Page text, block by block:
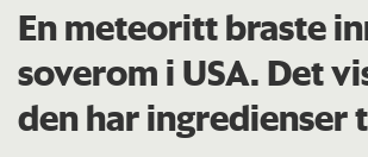
En meteoritt braste
soverom i USA. Det
den har ingredienser